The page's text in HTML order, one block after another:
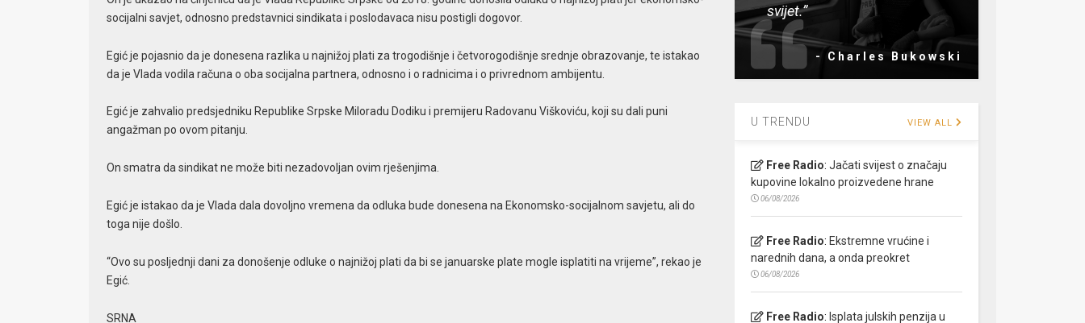
socijalni savjet, odnosno predstavnici sindikata i poslodavaca nisu postigli dogovor.
Egić je pojasnio da je donesena razlika u najnižoj plati za trogodišnje i četvorogodišnje srednje obrazovanje, te istakao
da je Vlada vodila računa o oba socijalna partnera, odnosno i o radnicima i o privrednom ambijentu.
Egić je zahvalio predsjedniku Republike Srpske Miloradu Dodiku i premijeru Radovanu Viškoviću, koji su dali puni
angažman po ovom pitanju.
On smatra da sindikat ne može biti nezadovoljan ovim rješenjima.
Egić je istakao da je Vlada dala dovoljno vremena da odluka bude donesena na Ekonomsko-socijalnom savjetu, ali do
toga nije došlo.
“Ovo su posljednji dani za donošenje odluke o najnižoj plati da bi se januarske plate mogle isplatiti na vrijeme”, rekao je
Egić.
SRNA
svijet.”
- Charles Bukowski
U TRENDU VIEW ALL
Free Radio: Jačati svijest o značaju
kupovine lokalno proizvedene hrane
06/08/2026
Free Radio: Ekstremne vrućine i
narednih dana, a onda preokret
06/08/2026
Free Radio: Isplata julskih penzija u